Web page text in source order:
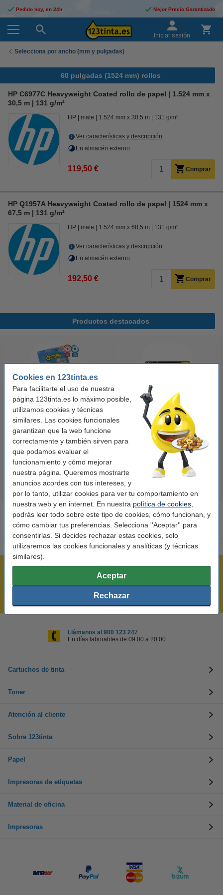
Cookies en 123tinta.es
Para facilitarte el uso de nuestra
página 123tinta.es lo máximo posible,
utilizamos cookies y técnicas
similares. Las cookies funcionales
garantizan que la web funcione
correctamente y también sirven para
que podamos evaluar el
funcionamiento y cómo mejorar
nuestra página. Queremos mostrarte
anuncios acordes con tus intereses, y
por lo tanto, utilizar cookies para ver tu comportamiento en
nuestra web y en internet. En nuestra política de cookies
podrás leer todo sobre este tipo de cookies, cómo funcionan, y
cómo cambiar tus preferencias. Selecciona ''Aceptar'' para
consentirlas. Si decides rechazar estas cookies, solo
utilizaremos las cookies funcionales y analíticas (y técnicas
similares).
Aceptar
Rechazar
Pedido hoy, en 24h Mejor Precio Garantizado
Iniciar sesión
Selecciona por ancho (mm y pulgadas)
60 pulgadas (1524 mm) rollos
HP C6977C Heavyweight Coated rollo de papel | 1.524 mm x
30,5 m | 131 g/m²
HP mate 1.524 mm x 30,5 m 131 g/m²
Ver características y descripción
En almacén externo
119,50 € Comprar
HP Q1957A Heavyweight Coated rollo de papel | 1524 mm x
67,5 m | 131 g/m²
HP mate 1.524 mm x 68,5 m 131 g/m²
Ver características y descripción
En almacén externo
192,50 € Comprar
Productos destacados
123tinta Papel fotográfico
Premium Glossy brillo alto | 10 x
15 cm | 260g | 100 hojas
10,50 € Incl. 21% IVA
123tinta Pilas Alcalinas Xtreme
Power AA - LR06 - MN1500 - 24
unidades
14,50 € Incl. 21% IVA
¡Recibe en 24 horas!
Mejor Precio Garantizado
Llámanos al 900 123 247
En días laborables de 09:00 a 20:00.
Cartuchos de tinta
Toner
Atención al cliente
Sobre 123tinta
Papel
Impresoras de etiquetas
Material de oficina
Impresoras